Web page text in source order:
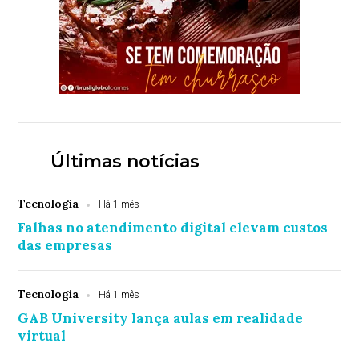
Últimas notícias
Tecnologia Há 1 mês
Falhas no atendimento digital elevam custos
das empresas
Tecnologia Há 1 mês
GAB University lança aulas em realidade
virtual